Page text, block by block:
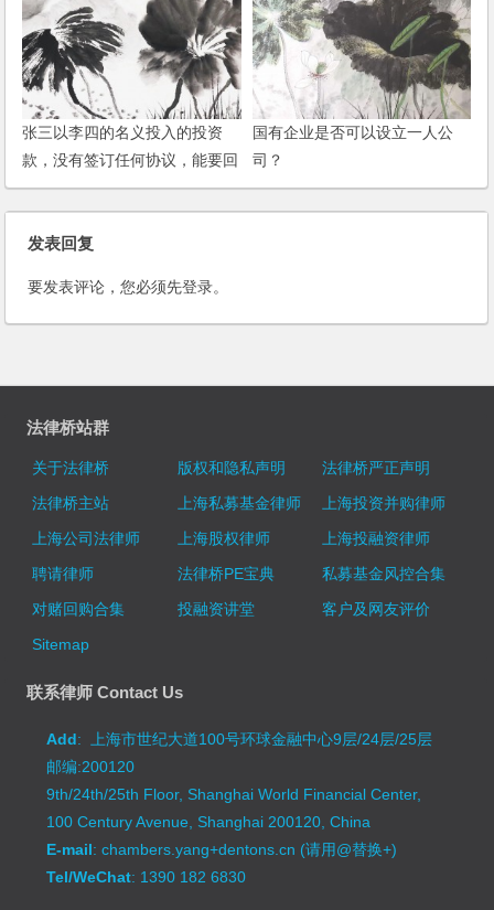
张三以李四的名义投入的投资
款，没有签订任何协议，能要回
投资款吗？
国有企业是否可以设立一人公
司？
发表回复
要发表评论，您必须先登录。
法律桥站群
关于法律桥 版权和隐私声明
法律桥严正声明
法律桥主站
上海私募基金律师
上海投资并购律师
上海公司法律师
上海股权律师
上海投融资律师
聘请律师
法律桥PE宝典
私募基金风控合集
对赌回购合集
投融资讲堂
客户及网友评价
Sitemap
联系律师 Contact Us
Add: 上海市世纪大道100号环球金融中心9层/24层/25层
邮编:200120
9th/24th/25th Floor, Shanghai World Financial Center,
100 Century Avenue, Shanghai 200120, China
E-mail: chambers.yang+dentons.cn (请用@替换+)
Tel/WeChat: 1390 182 6830